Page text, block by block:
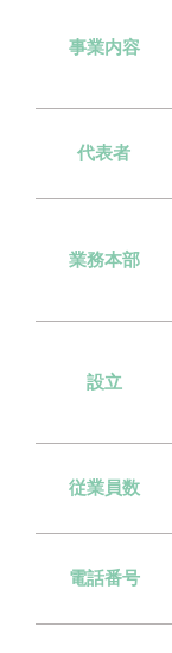
事業内容
代表者
業務本部
設立
従業員数
電話番号